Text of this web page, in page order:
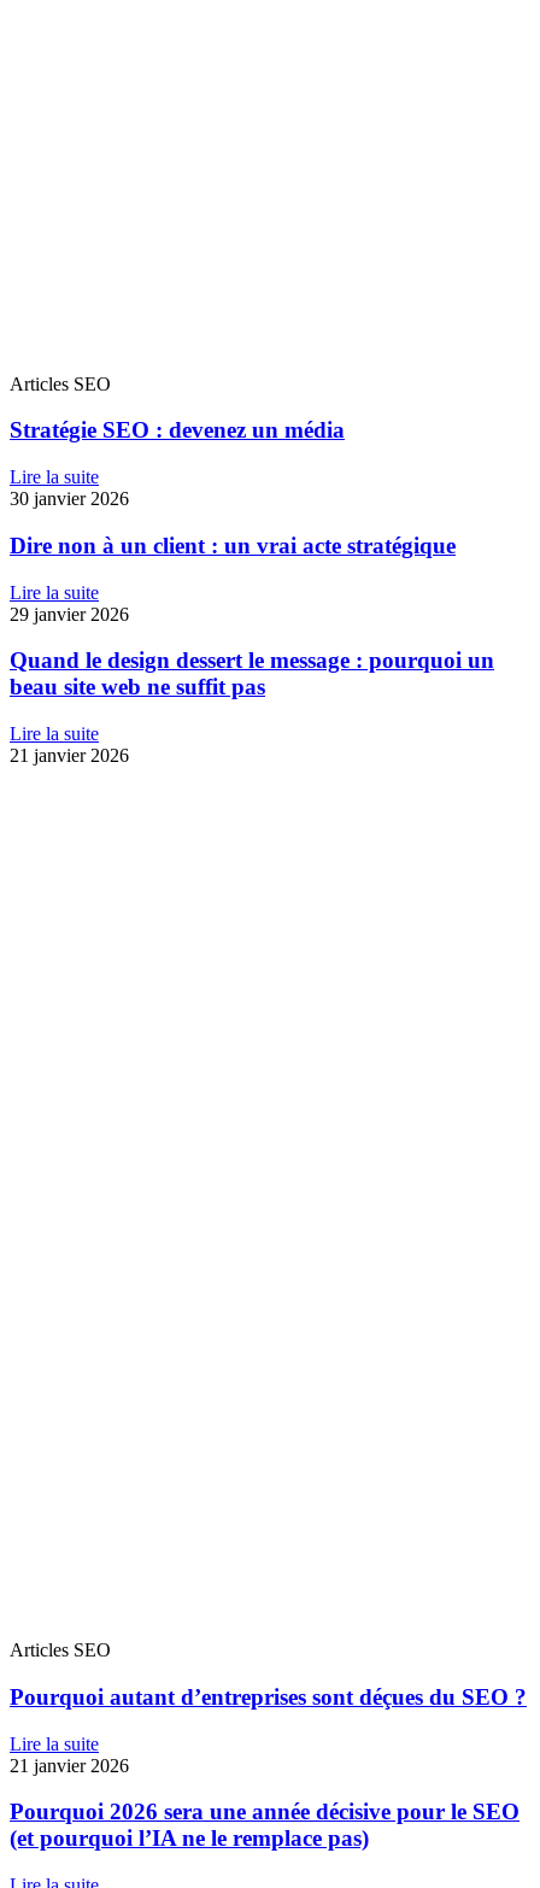
Articles SEO
Stratégie SEO : devenez un média
Lire la suite
30 janvier 2026
Dire non à un client : un vrai acte stratégique
Lire la suite
29 janvier 2026
Quand le design dessert le message : pourquoi un
beau site web ne suffit pas
Lire la suite
21 janvier 2026
Articles SEO
Pourquoi autant d’entreprises sont déçues du SEO ?
Lire la suite
21 janvier 2026
Pourquoi 2026 sera une année décisive pour le SEO
(et pourquoi l’IA ne le remplace pas)